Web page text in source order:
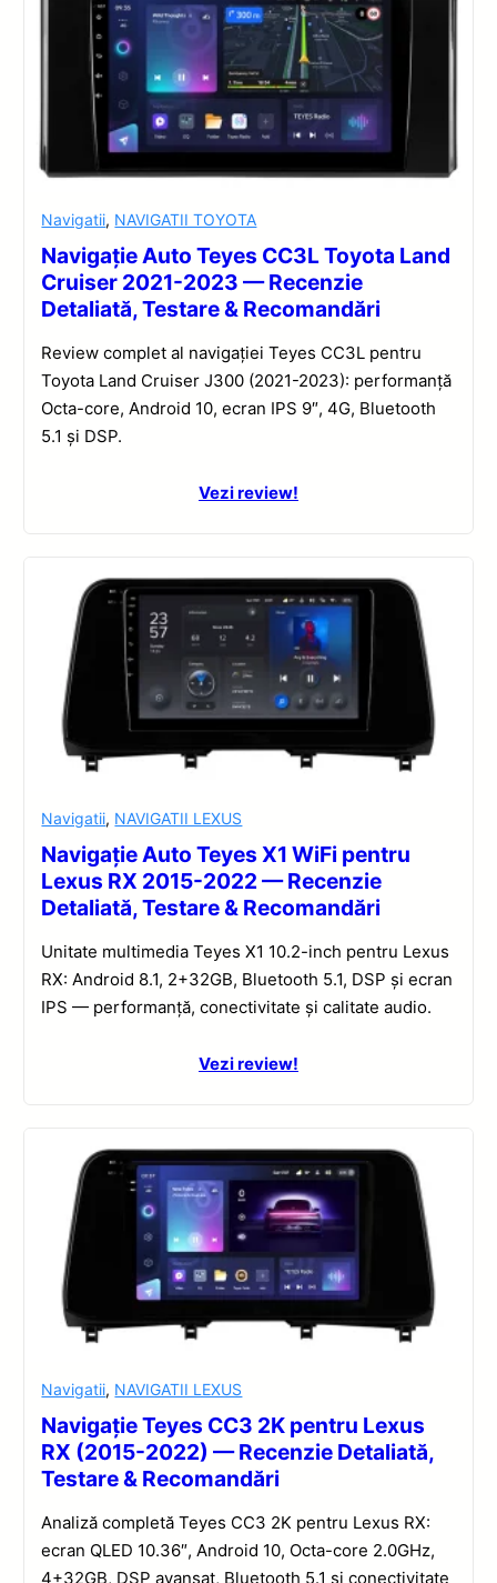
Navigatii, NAVIGATII TOYOTA
Navigație Auto Teyes CC3L Toyota Land
Cruiser 2021-2023 — Recenzie
Detaliată, Testare & Recomandări
Review complet al navigației Teyes CC3L pentru
Toyota Land Cruiser J300 (2021-2023): performanță
Octa-core, Android 10, ecran IPS 9″, 4G, Bluetooth
5.1 și DSP.
Vezi review!
Navigatii, NAVIGATII LEXUS
Navigație Auto Teyes X1 WiFi pentru
Lexus RX 2015-2022 — Recenzie
Detaliată, Testare & Recomandări
Unitate multimedia Teyes X1 10.2-inch pentru Lexus
RX: Android 8.1, 2+32GB, Bluetooth 5.1, DSP și ecran
IPS — performanță, conectivitate și calitate audio.
Vezi review!
Navigatii, NAVIGATII LEXUS
Navigație Teyes CC3 2K pentru Lexus
RX (2015-2022) — Recenzie Detaliată,
Testare & Recomandări
Analiză completă Teyes CC3 2K pentru Lexus RX:
ecran QLED 10.36″, Android 10, Octa-core 2.0GHz,
4+32GB, DSP avansat, Bluetooth 5.1 și conectivitate